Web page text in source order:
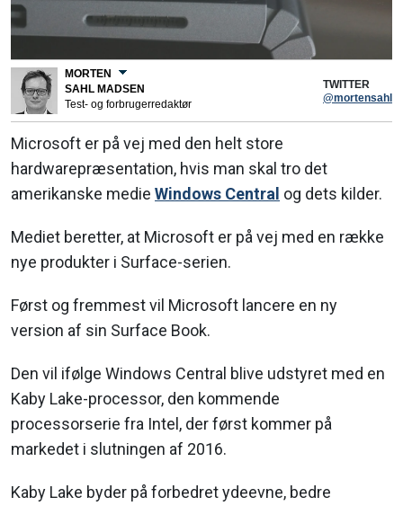
MORTEN
SAHL MADSEN
Test- og forbrugerredaktør
TWITTER
@mortensahl
Microsoft er på vej med den helt store
hardwarepræsentation, hvis man skal tro det
amerikanske medie Windows Central og dets kilder.
Mediet beretter, at Microsoft er på vej med en række
nye produkter i Surface-serien.
Først og fremmest vil Microsoft lancere en ny
version af sin Surface Book.
Den vil ifølge Windows Central blive udstyret med en
Kaby Lake-processor, den kommende
processorserie fra Intel, der først kommer på
markedet i slutningen af 2016.
Kaby Lake byder på forbedret ydeevne, bedre